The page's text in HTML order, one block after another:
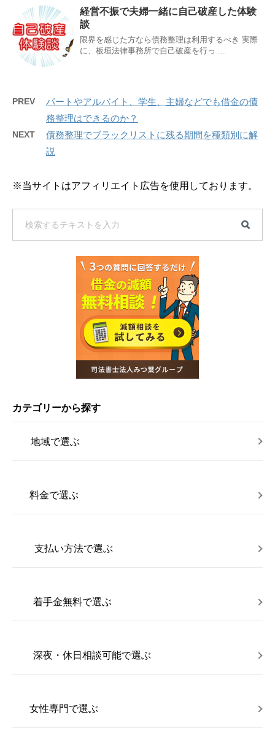
経営不振で夫婦一緒に自己破産した体験
談
限界を感じた方なら債務整理は利用するべき 実際
に、板垣法律事務所で自己破産を行っ ...
PREV
パートやアルバイト、学生、主婦などでも借金の債
務整理はできるのか？
NEXT
債務整理でブラックリストに残る期間を種類別に解
説
※当サイトはアフィリエイト広告を使用しております。
カテゴリーから探す
地域で選ぶ
料金で選ぶ
支払い方法で選ぶ
着手金無料で選ぶ
深夜・休日相談可能で選ぶ
女性専門で選ぶ